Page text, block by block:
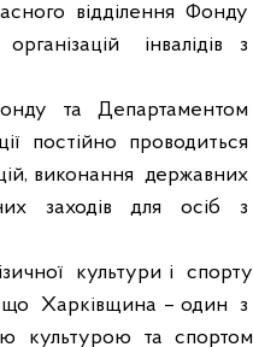
відділення Фонду
організацій інвалідів
з
та
Департаментом
постійно
проводиться
виконання державних
заходів для осіб
з
культури і
спорту
що Харківщина – один з
культурою та спортом